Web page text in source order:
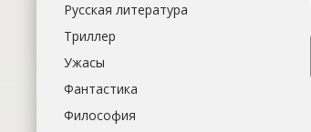
Русская литература
Триллер
Ужасы
Фантастика
Философия